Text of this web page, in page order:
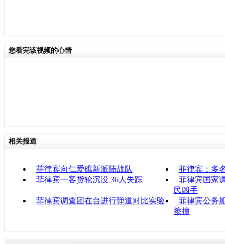
您看完该视频的心情
相关报道
菲律宾向仁爱礁新派陆战队
菲律宾：多
菲律宾一客货轮沉没 36人失踪
菲律宾国家
民凶手
菲律宾调查团在台进行弹道对比实验
菲律宾公务
擦撞